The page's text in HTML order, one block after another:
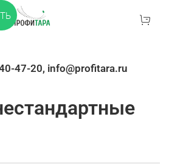
Тел.: (495) 540-47-20, info@profitara.ru
нестандартные